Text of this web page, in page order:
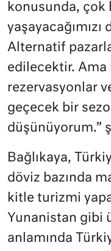
konusunda, çok
Alternatif
edilecektir. Ama
rezervasyonlar
geçecek bir
düşünüyorum.”
Bağlıkaya,
döviz bazında
kitle turizmi
Yunanistan gibi
anlamında